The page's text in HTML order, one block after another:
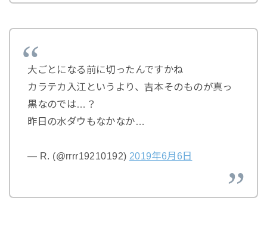
大ごとになる前に切ったんですかね
カラテカ入江というより、吉本そのものが真っ
黒なのでは…？
昨日の水ダウもなかなか…
— R. (@rrrr19210192) 2019年6月6日